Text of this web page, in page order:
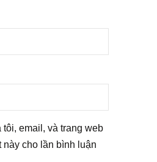
tôi, email, và trang web
này cho lần bình luận